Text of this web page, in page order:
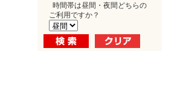
時間帯は昼間・夜間どちらの
ご利用ですか？